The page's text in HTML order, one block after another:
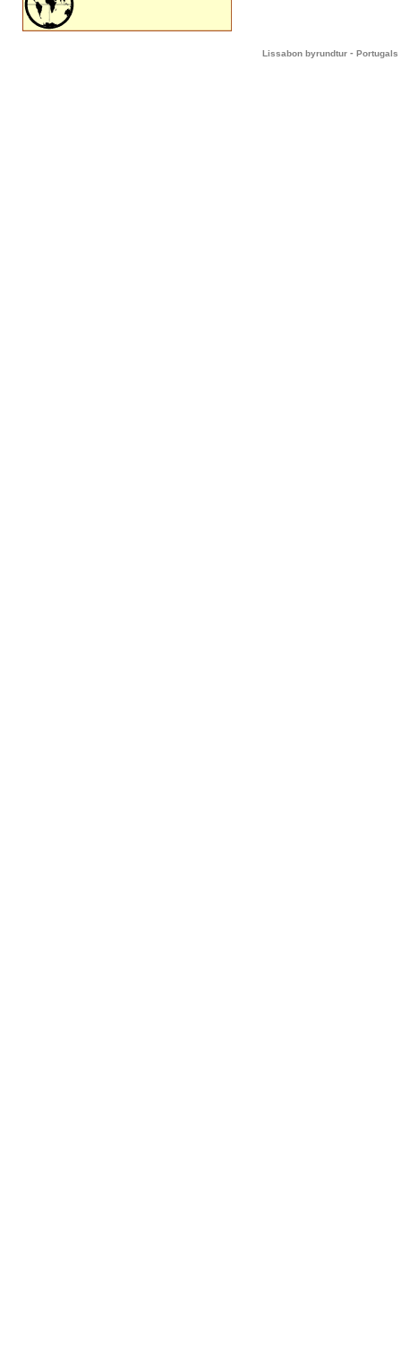
Lissabon byrundtur - Portugals